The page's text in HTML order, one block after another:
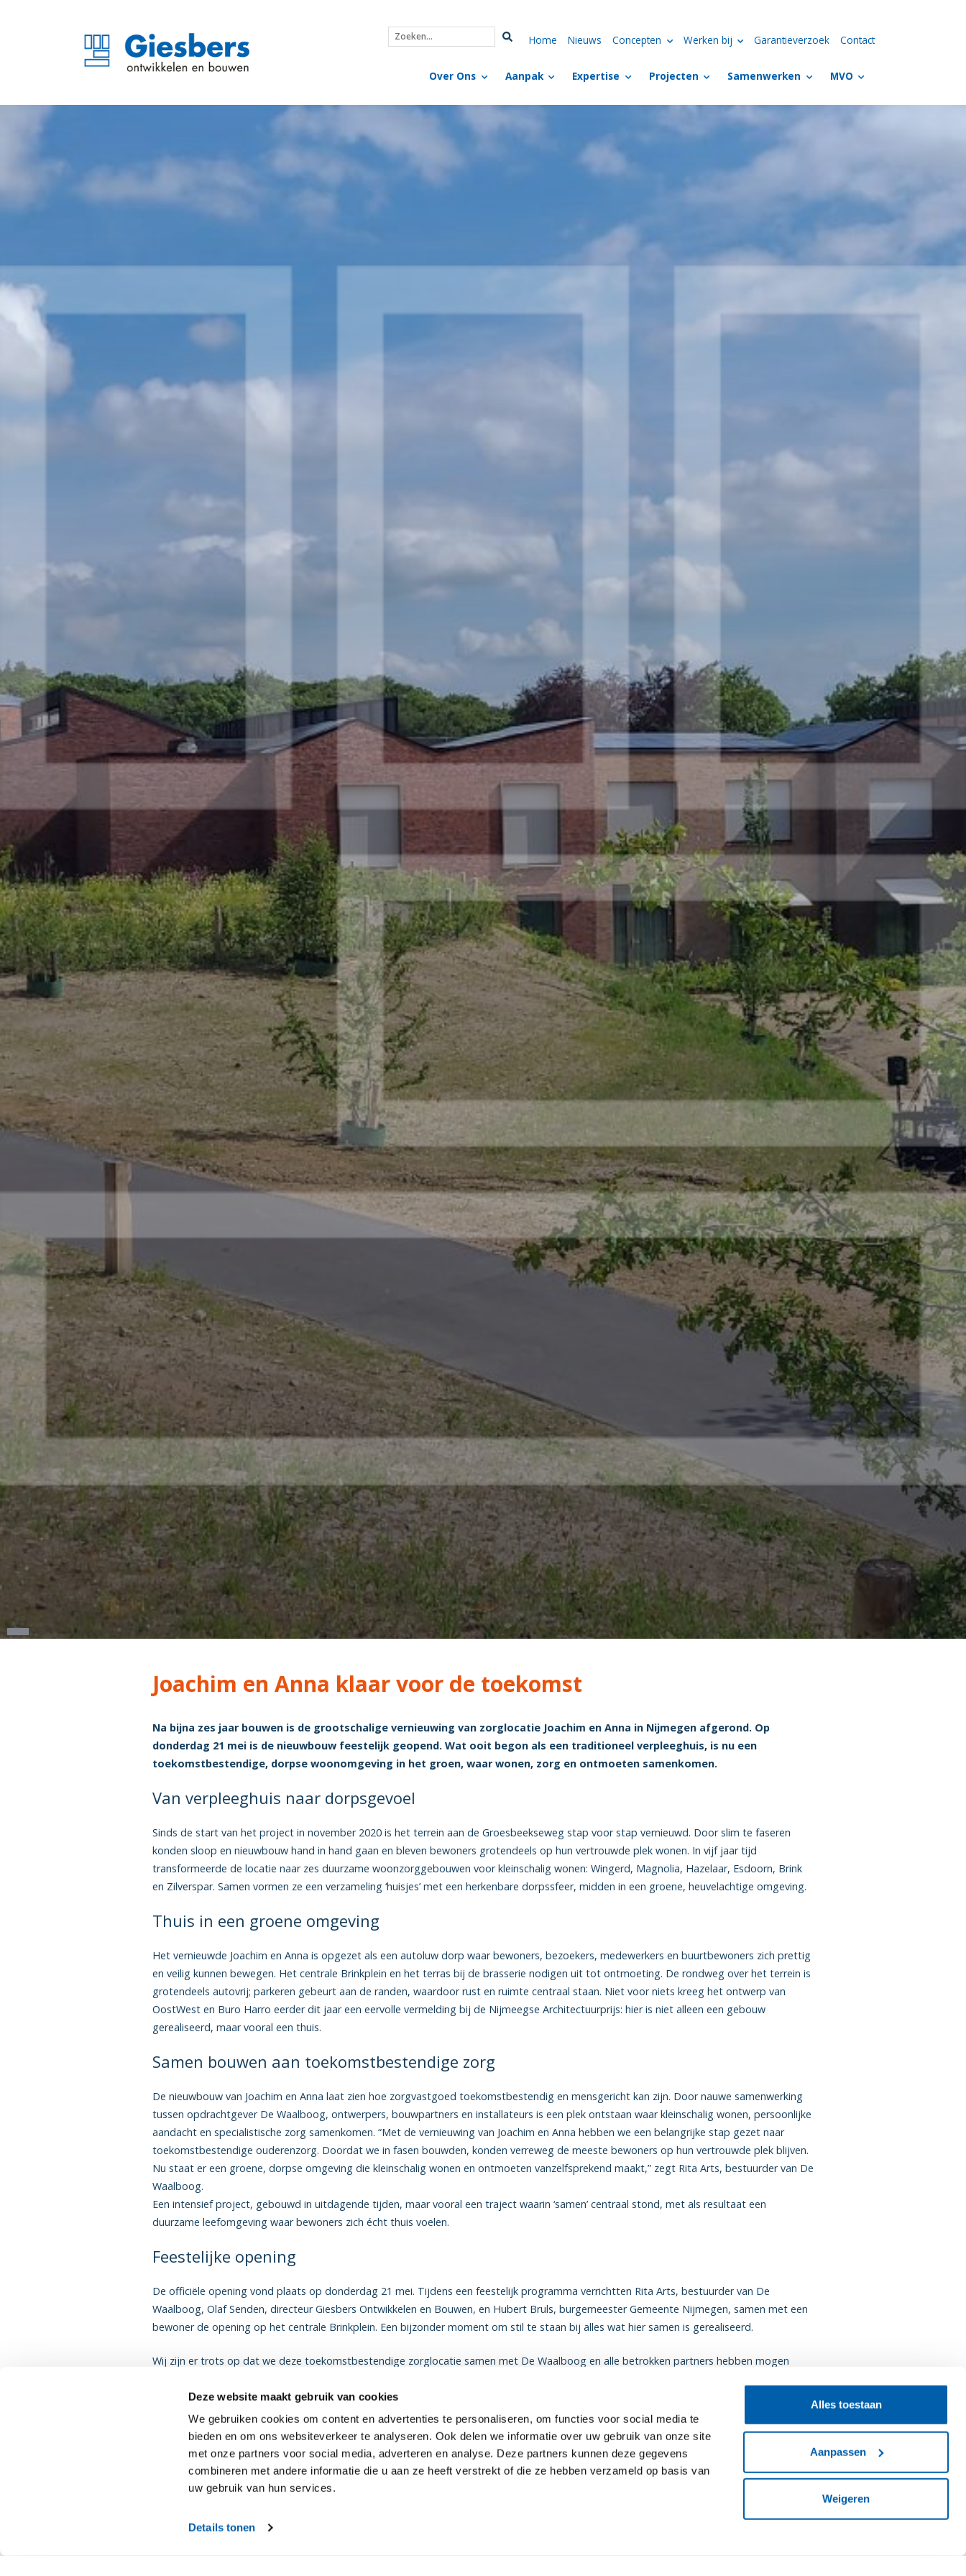
Deze website maakt gebruik van cookies
We gebruiken cookies om content en advertenties te personaliseren, om functies voor social media te
bieden en om ons websiteverkeer te analyseren. Ook delen we informatie over uw gebruik van onze site
met onze partners voor social media, adverteren en analyse. Deze partners kunnen deze gegevens
combineren met andere informatie die u aan ze heeft verstrekt of die ze hebben verzameld op basis van
uw gebruik van hun services.
Details tonen
Alles toestaan
Aanpassen
Weigeren
Zoeken... Home Nieuws Concepten Werken bij Garantieverzoek Contact
Over Ons Aanpak Expertise Projecten Samenwerken MVO
Joachim en Anna klaar voor de toekomst
Joachim en Anna klaar voor de toekomst
Na bijna zes jaar bouwen is de grootschalige vernieuwing van zorglocatie Joachim en Anna in Nijmegen afgerond. Op
donderdag 21 mei is de nieuwbouw feestelijk geopend. Wat ooit begon als een traditioneel verpleeghuis, is nu een
toekomstbestendige, dorpse woonomgeving in het groen, waar wonen, zorg en ontmoeten samenkomen.
Van verpleeghuis naar dorpsgevoel
Sinds de start van het project in november 2020 is het terrein aan de Groesbeekseweg stap voor stap vernieuwd. Door slim te faseren
konden sloop en nieuwbouw hand in hand gaan en bleven bewoners grotendeels op hun vertrouwde plek wonen. In vijf jaar tijd
transformeerde de locatie naar zes duurzame woonzorggebouwen voor kleinschalig wonen: Wingerd, Magnolia, Hazelaar, Esdoorn, Brink
en Zilverspar. Samen vormen ze een verzameling ‘huisjes’ met een herkenbare dorpssfeer, midden in een groene, heuvelachtige omgeving.
Thuis in een groene omgeving
Het vernieuwde Joachim en Anna is opgezet als een autoluw dorp waar bewoners, bezoekers, medewerkers en buurtbewoners zich prettig
en veilig kunnen bewegen. Het centrale Brinkplein en het terras bij de brasserie nodigen uit tot ontmoeting. De rondweg over het terrein is
grotendeels autovrij; parkeren gebeurt aan de randen, waardoor rust en ruimte centraal staan. Niet voor niets kreeg het ontwerp van
OostWest en Buro Harro eerder dit jaar een eervolle vermelding bij de Nijmeegse Architectuurprijs: hier is niet alleen een gebouw
gerealiseerd, maar vooral een thuis.
Samen bouwen aan toekomstbestendige zorg
De nieuwbouw van Joachim en Anna laat zien hoe zorgvastgoed toekomstbestendig en mensgericht kan zijn. Door nauwe samenwerking
tussen opdrachtgever De Waalboog, ontwerpers, bouwpartners en installateurs is een plek ontstaan waar kleinschalig wonen, persoonlijke
aandacht en specialistische zorg samenkomen. “Met de vernieuwing van Joachim en Anna hebben we een belangrijke stap gezet naar
toekomstbestendige ouderenzorg. Doordat we in fasen bouwden, konden verreweg de meeste bewoners op hun vertrouwde plek blijven.
Nu staat er een groene, dorpse omgeving die kleinschalig wonen en ontmoeten vanzelfsprekend maakt,” zegt Rita Arts, bestuurder van De
Waalboog.
Een intensief project, gebouwd in uitdagende tijden, maar vooral een traject waarin ‘samen’ centraal stond, met als resultaat een
duurzame leefomgeving waar bewoners zich écht thuis voelen.
Feestelijke opening
De officiële opening vond plaats op donderdag 21 mei. Tijdens een feestelijk programma verrichtten Rita Arts, bestuurder van De
Waalboog, Olaf Senden, directeur Giesbers Ontwikkelen en Bouwen, en Hubert Bruls, burgemeester Gemeente Nijmegen, samen met een
bewoner de opening op het centrale Brinkplein. Een bijzonder moment om stil te staan bij alles wat hier samen is gerealiseerd.
Wij zijn er trots op dat we deze toekomstbestendige zorglocatie samen met De Waalboog en alle betrokken partners hebben mogen